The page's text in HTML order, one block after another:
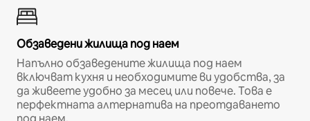
Обзаведени жилища под наем
Напълно обзаведените жилища под наем
включват кухня и необходимите ви удобства, за
да живеете удобно за месец или повече. Това е
перфектната алтернатива на преотдаването